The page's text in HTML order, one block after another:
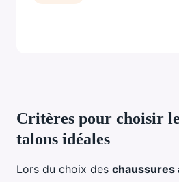
Critères pour choisir
talons idéales
Lors du choix des chaussures